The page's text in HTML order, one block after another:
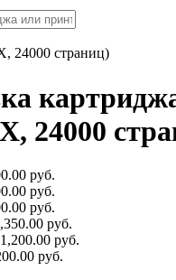
24000
руб.
руб.
руб.
руб.
1,200.00 руб.
руб.